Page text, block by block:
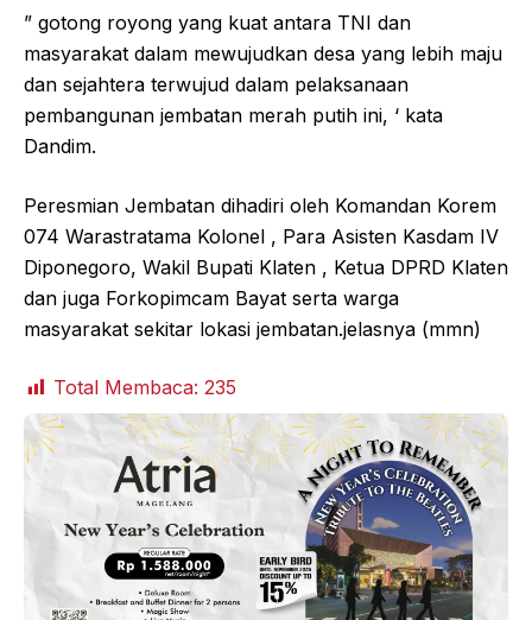
” gotong royong yang kuat antara TNI dan
masyarakat dalam mewujudkan desa yang lebih maju
dan sejahtera terwujud dalam pelaksanaan
pembangunan jembatan merah putih ini, ‘ kata
Dandim.
Peresmian Jembatan dihadiri oleh Komandan Korem
074 Warastratama Kolonel , Para Asisten Kasdam IV
Diponegoro, Wakil Bupati Klaten , Ketua DPRD Klaten
dan juga Forkopimcam Bayat serta warga
masyarakat sekitar lokasi jembatan.jelasnya (mmn)
Total Membaca: 235